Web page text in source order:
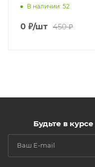
В наличии: 52
0 ₽/шт 450₽
Будьте в